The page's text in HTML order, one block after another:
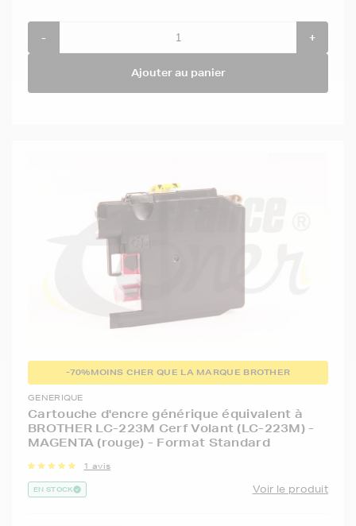
- +
Ajouter au panier
-70%MOINS CHER QUE LA MARQUE BROTHER
GENERIQUE
Cartouche d'encre générique équivalent à
BROTHER LC-223M Cerf Volant (LC-223M) -
MAGENTA (rouge) - Format Standard
1 avis
EN STOCK Voir le produit